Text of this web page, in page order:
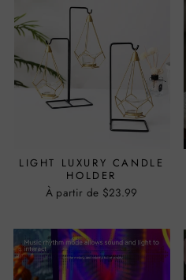
LIGHT LUXURY CANDLE
HOLDER
À partir de $23.99